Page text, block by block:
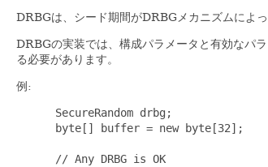
DRBGは、シード期間がDRBGメカニズムによ
DRBGの実装では、構成パラメータと有効なパ
る必要があります。
例:
SecureRandom drbg;
byte[] buffer = new byte[32];
// Any DRBG is OK